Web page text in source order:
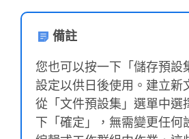
備註
您也可以按一下「儲存預設
設定以供日後使用。建立新
從「文件預設集」選單中選
下「確定」，無需變更任何